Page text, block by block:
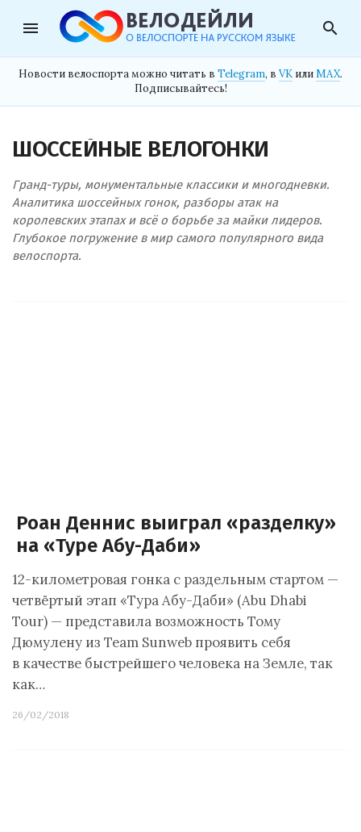
menu search
Новости велоспорта можно читать в Telegram, в VK илиMAX.
Подписывайтесь!
ШОССЕЙНЫЕ ВЕЛОГОНКИ
Гранд-туры, монументальные классики и многодневки.
Аналитика шоссейных гонок, разборы атак на
королевских этапах и всё о борьбе за майки лидеров.
Глубокое погружение в мир самого популярного вида
велоспорта.
Роан Деннис выиграл «разделку»
на «Туре Абу-Даби»
12-километровая гонка с раздельным стартом —
четвёртый этап «Тура Абу-Даби» (Abu Dhabi
Tour) — представила возможность Тому
Дюмулену из Team Sunweb проявить себя
в качестве быстрейшего человека на Земле, так
как…
26/02/2018